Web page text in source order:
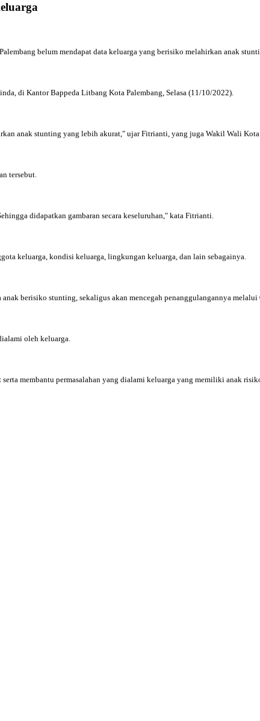
belum mendapat data keluarga yang berisiko melahirkan anak
di Kantor Bappeda Litbang Kota Palembang, Selasa (11/10/2022).
anak stunting yang lebih akurat," ujar Fitrianti, yang juga Wakil Wali Kota
tersebut.
didapatkan gambaran secara keseluruhan," kata Fitrianti.
keluarga, kondisi keluarga, lingkungan keluarga, dan lain sebagainya.
berisiko stunting, sekaligus akan mencegah penanggulangannya
oleh keluarga.
membantu permasalahan yang dialami keluarga yang memiliki anak